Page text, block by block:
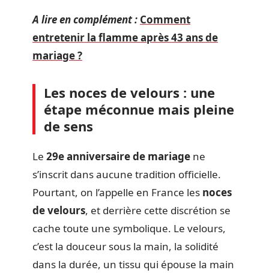
A lire en complément : Comment
entretenir la flamme après 43 ans de
mariage ?
Les noces de velours : une
étape méconnue mais pleine
de sens
Le 29e anniversaire de mariage ne
s’inscrit dans aucune tradition officielle.
Pourtant, on l’appelle en France les noces
de velours, et derrière cette discrétion se
cache toute une symbolique. Le velours,
c’est la douceur sous la main, la solidité
dans la durée, un tissu qui épouse la main